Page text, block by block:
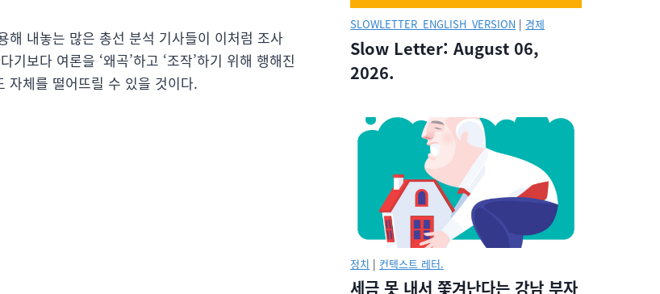
내놓는 많은 총선 분석 기사들이 이처럼 조사
보다 여론을 ‘왜곡’하고 ‘조작’하기 위해 행해진
자체를 떨어뜨릴 수 있을 것이다.
SLOWLETTER_ENGLISH_VERSION | 경제
Slow Letter: August 06,
2026.
정치 | 컨텍스트 레터.
세금 못 내서 쫓겨난다는 강남 부자